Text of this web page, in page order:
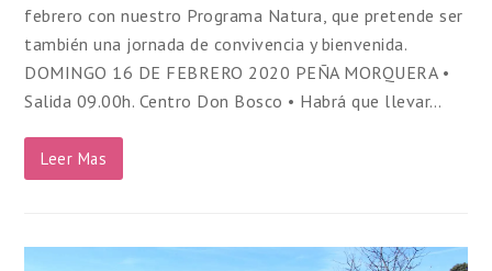
febrero con nuestro Programa Natura, que pretende ser
también una jornada de convivencia y bienvenida.
DOMINGO 16 DE FEBRERO 2020 PEÑA MORQUERA •
Salida 09.00h. Centro Don Bosco • Habrá que llevar…
Leer Mas